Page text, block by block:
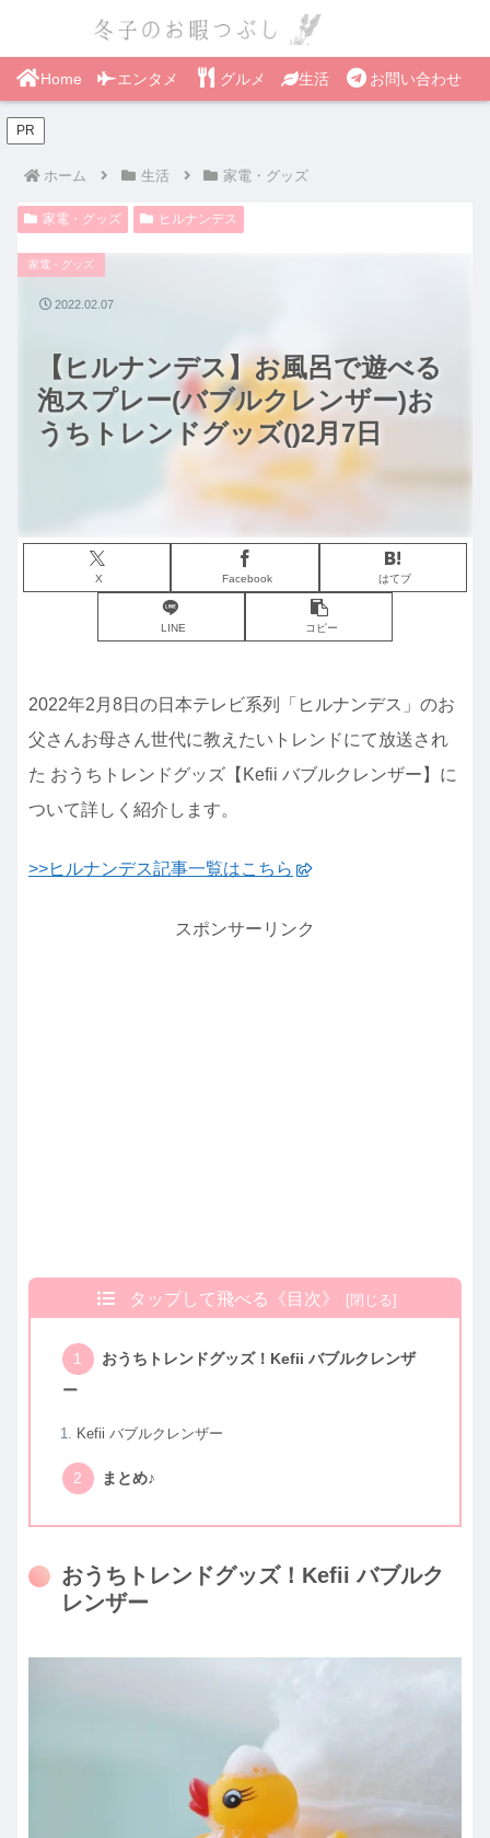
Home エンタメ グルメ 生活 お問い合わせ
PR
ホーム 生活 家電・グッズ
家電・グッズ ヒルナンデス
【ヒルナンデス】お風呂で遊べる
泡スプレー(バブルクレンザー)お
うちトレンドグッズ()2月7日
家電・グッズ
X Facebook はてブ
LINE コピー
2022.02.07
2022年2月8日の日本テレビ系列「ヒルナンデス」のお
父さんお母さん世代に教えたいトレンドにて放送され
た おうちトレンドグッズ【Kefii バブルクレンザー】に
ついて詳しく紹介します。
>>ヒルナンデス記事一覧はこちら
スポンサーリンク
タップして飛べる《目次》
おうちトレンドグッズ！Kefii バブルクレンザ
ー
Kefii バブルクレンザー
まとめ♪
おうちトレンドグッズ！Kefii バブルク
レンザー